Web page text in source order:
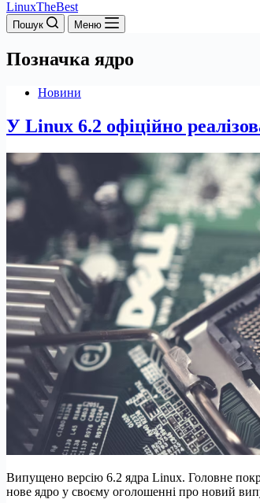
LinuxTheBest
Пошук Меню
Позначка ядро
Новини
У Linux 6.2 офіційно
Випущено версію 6.2 ядра Linux. Головне
нове ядро у своєму оголошенні про новий